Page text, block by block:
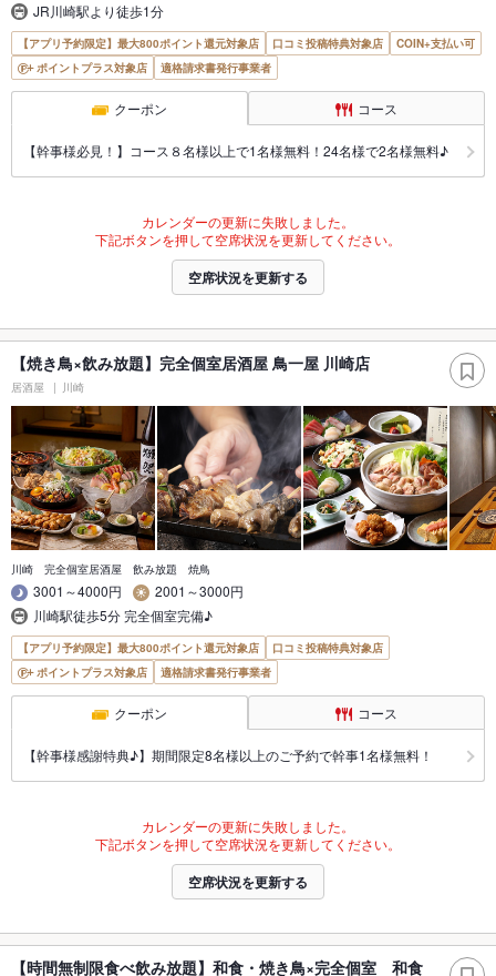
JR川崎駅より徒歩1分
【アプリ予約限定】最大800ポイント還元対象店 口コミ投稿特典対象店
COIN+支払い可
ポイントプラス対象店
適格請求書発行事業者
クーポン コース
【幹事様必見！】コース８名様以上で1名様無料！24名様で2名様無料♪
カレンダーの更新に失敗しました。
下記ボタンを押して空席状況を更新してください。
空席状況を更新する
【焼き鳥×飲み放題】完全個室居酒屋 鳥一屋 川崎店
居酒屋 川崎
川崎 完全個室居酒屋 飲み放題 焼鳥
3001～4000円
2001～3000円
川崎駅徒歩5分 完全個室完備♪
【アプリ予約限定】最大800ポイント還元対象店
口コミ投稿特典対象店
ポイントプラス対象店
適格請求書発行事業者
クーポン コース
【幹事様感謝特典♪】期間限定8名様以上のご予約で幹事1名様無料！
カレンダーの更新に失敗しました。
下記ボタンを押して空席状況を更新してください。
空席状況を更新する
【時間無制限食べ飲み放題】和食・焼き鳥×完全個室 和食